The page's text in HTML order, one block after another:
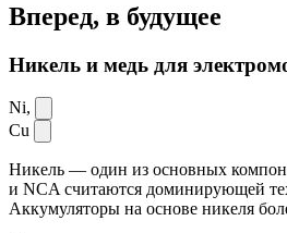
Вперед, в будущее
Никель и медь для
Ni,
Cu
Никель — один из основных
и NCA считаются доминирующей
Аккумуляторы на основе никеля